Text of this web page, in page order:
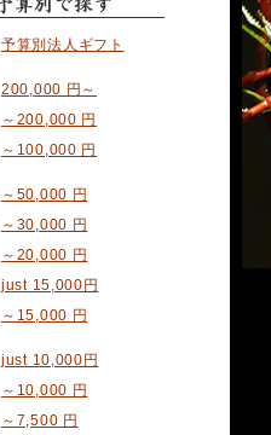
予算別法人ギフト
200,000 円～
～200,000 円
～100,000 円
～50,000 円
～30,000 円
～20,000 円
just 15,000円
～15,000 円
just 10,000円
～10,000 円
～7,500 円